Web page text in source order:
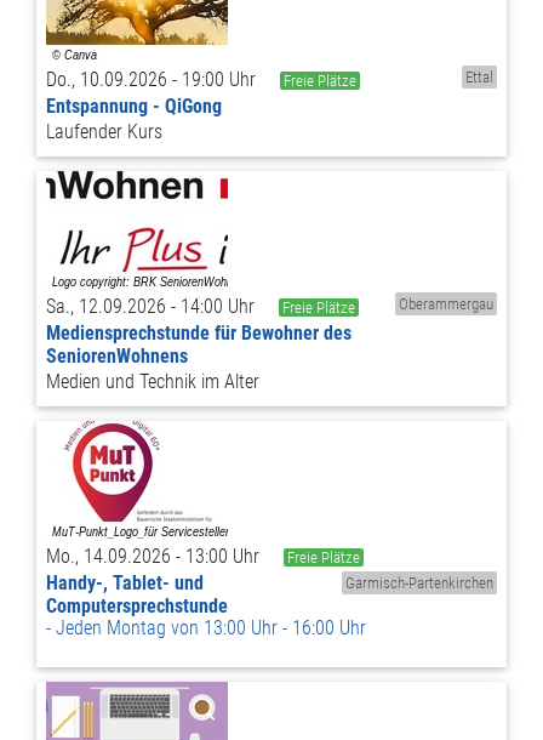
Do., 10.09.2026 - 19:00 Uhr Freie Plätze Ettal
Entspannung - QiGong
Laufender Kurs
Sa., 12.09.2026 - 14:00 Uhr Freie Plätze Oberammergau
Mediensprechstunde für Bewohner des
SeniorenWohnens
Medien und Technik im Alter
Mo., 14.09.2026 - 13:00 Uhr
Freie Plätze
Garmisch-Partenkirchen
Handy-, Tablet- und
Computersprechstunde
Jeden Montag von 13:00 Uhr - 16:00 Uhr